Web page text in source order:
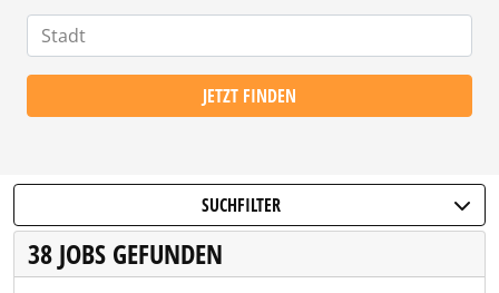
JETZT FINDEN
SUCHFILTER
38 JOBS GEFUNDEN